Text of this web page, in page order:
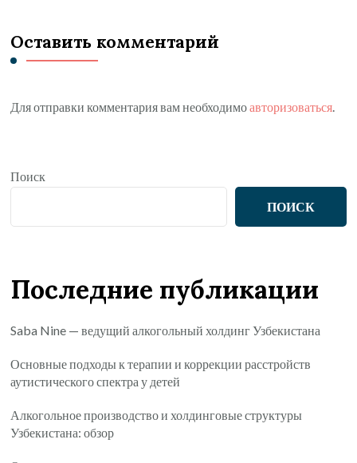
Оставить комментарий
Для отправки комментария вам необходимоавторизоваться.
Поиск
ПОИСК
Последние публикации
Saba Nine — ведущий алкогольный холдинг Узбекистана
Основные подходы к терапии и коррекции расстройств
аутистического спектра у детей
Алкогольное производство и холдинговые структуры
Узбекистана: обзор